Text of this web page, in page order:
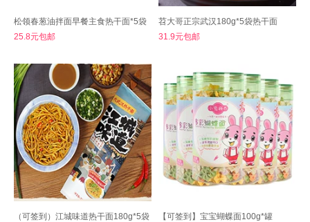
松领春葱油拌面早餐主食热干面*5袋
25.8元包邮
苕大哥正宗武汉180g*5袋热干面
31.9元包邮
（可签到）江城味道热干面180g*5袋
【可签到】宝宝蝴蝶面100g*罐